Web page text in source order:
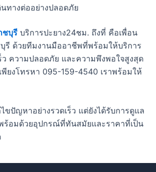
ทางต่ออย่างปลอดภัย
ชบุรี บริการปะยาง24ชม. ถึงที่ คือเพื่อน
รี ด้วยทีมงานมืออาชีพที่พร้อมให้บริการ
ความปลอดภัย และความพึงพอใจสูงสุด
ยงโทรหา 095-159-4540 เราพร้อมให้
ขปัญหาอย่างรวดเร็ว แต่ยังได้รับการดูแล
อมด้วยอุปกรณ์ที่ทันสมัยและราคาที่เป็น